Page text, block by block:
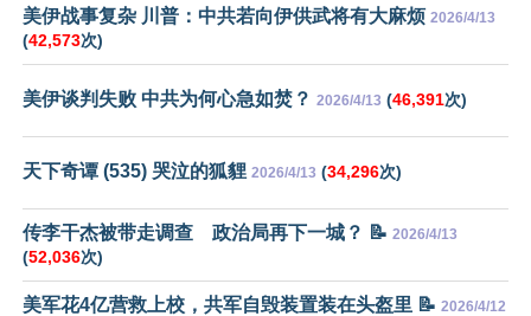
美伊战事复杂 川普：中共若向伊供武将有大麻烦 2026/4/13
(42,573次)
美伊谈判失败 中共为何心急如焚？ 2026/4/13 (46,391次)
天下奇谭 (535) 哭泣的狐貍 2026/4/13 (34,296次)
传李干杰被带走调查 政治局再下一城？ 📝 2026/4/13
(52,036次)
美军花4亿营救上校，共军自毁装置装在头盔里 📝 2026/4/12